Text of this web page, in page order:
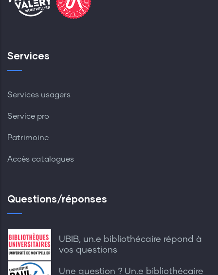
Services
Services usagers
Service pro
Patrimoine
Accès catalogues
Questions/réponses
UBIB, un.e bibliothécaire répond à
vos questions
Une question ? Un.e bibliothécaire